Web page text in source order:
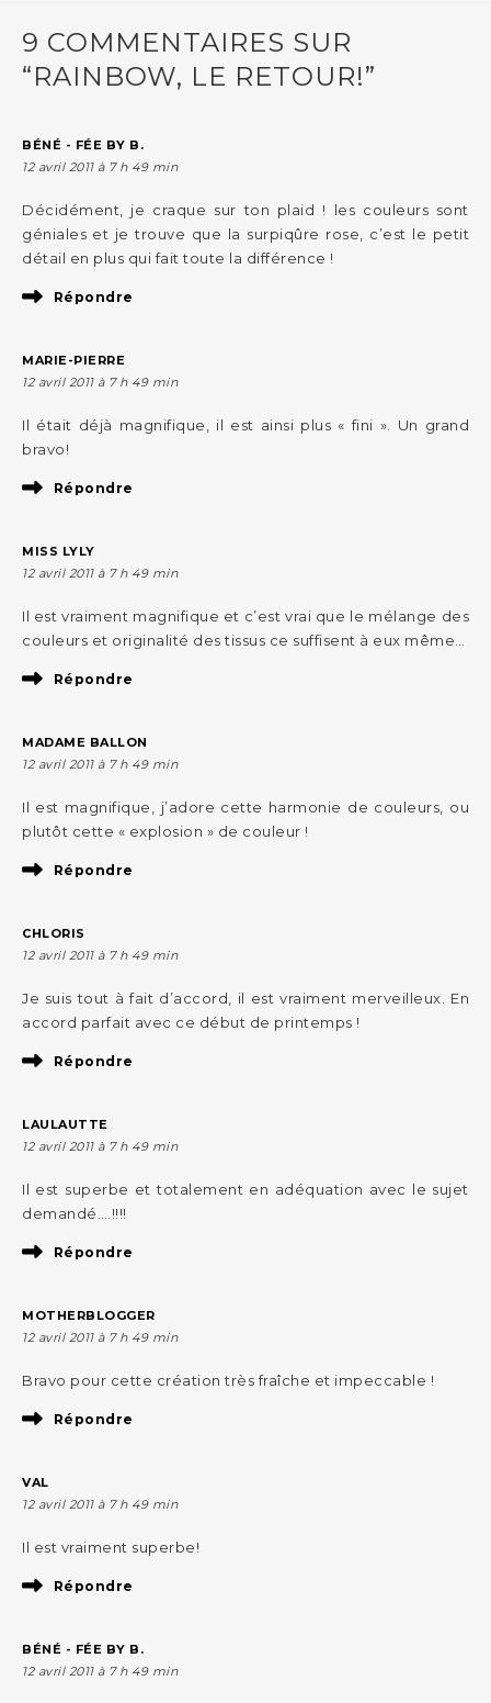
9 COMMENTAIRES SUR
“RAINBOW, LE RETOUR!”
BÉNÉ - FÉE BY B.
12 avril 2011 à 7 h 49 min
Décidément, je craque sur ton plaid ! les couleurs sont
géniales et je trouve que la surpiqûre rose, c’est le petit
détail en plus qui fait toute la différence !
Répondre
MARIE-PIERRE
12 avril 2011 à 7 h 49 min
Il était déjà magnifique, il est ainsi plus « fini ». Un grand
bravo!
Répondre
MISS LYLY
12 avril 2011 à 7 h 49 min
Il est vraiment magnifique et c’est vrai que le mélange des
couleurs et originalité des tissus ce suffisent à eux même…
Répondre
MADAME BALLON
12 avril 2011 à 7 h 49 min
Il est magnifique, j’adore cette harmonie de couleurs, ou
plutôt cette « explosion » de couleur !
Répondre
CHLORIS
12 avril 2011 à 7 h 49 min
Je suis tout à fait d’accord, il est vraiment merveilleux. En
accord parfait avec ce début de printemps !
Répondre
LAULAUTTE
12 avril 2011 à 7 h 49 min
Il est superbe et totalement en adéquation avec le sujet
demandé….!!!!
Répondre
MOTHERBLOGGER
12 avril 2011 à 7 h 49 min
Bravo pour cette création très fraîche et impeccable !
Répondre
VAL
12 avril 2011 à 7 h 49 min
Il est vraiment superbe!
Répondre
BÉNÉ - FÉE BY B.
12 avril 2011 à 7 h 49 min